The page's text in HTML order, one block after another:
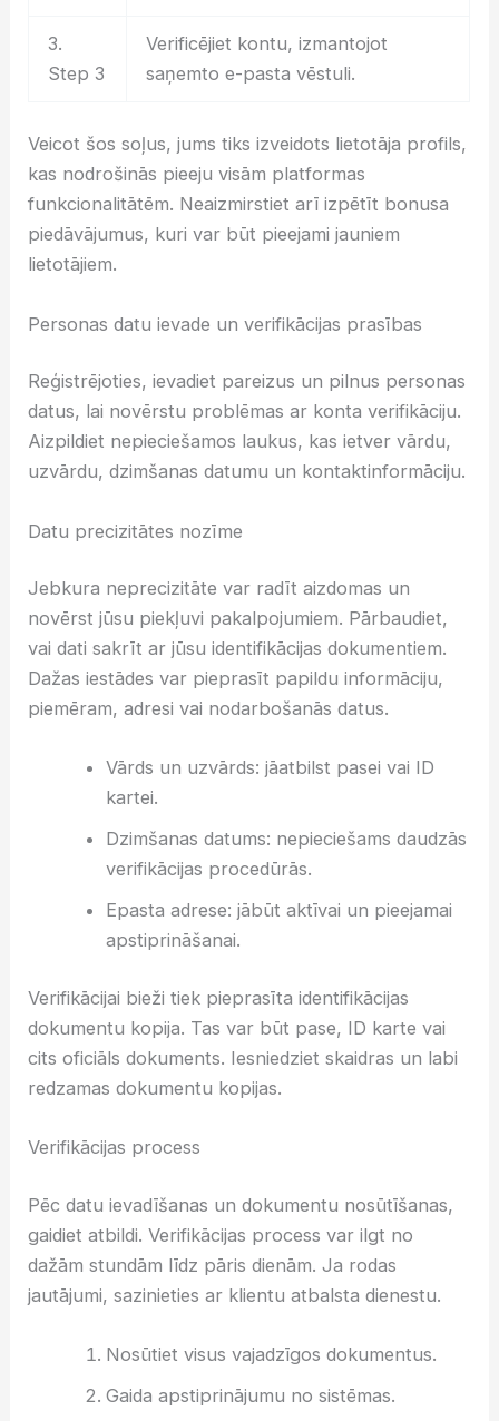
3.
Step 3
Verificējiet kontu, izmantojot
saņemto e-pasta vēstuli.
Veicot šos soļus, jums tiks izveidots lietotāja profils,
kas nodrošinās pieeju visām platformas
funkcionalitātēm. Neaizmirstiet arī izpētīt bonusa
piedāvājumus, kuri var būt pieejami jauniem
lietotājiem.
Personas datu ievade un verifikācijas prasības
Reģistrējoties, ievadiet pareizus un pilnus personas
datus, lai novērstu problēmas ar konta verifikāciju.
Aizpildiet nepieciešamos laukus, kas ietver vārdu,
uzvārdu, dzimšanas datumu un kontaktinformāciju.
Datu precizitātes nozīme
Jebkura neprecizitāte var radīt aizdomas un
novērst jūsu piekļuvi pakalpojumiem. Pārbaudiet,
vai dati sakrīt ar jūsu identifikācijas dokumentiem.
Dažas iestādes var pieprasīt papildu informāciju,
piemēram, adresi vai nodarbošanās datus.
Vārds un uzvārds: jāatbilst pasei vai ID
kartei.
Dzimšanas datums: nepieciešams daudzās
verifikācijas procedūrās.
Epasta adrese: jābūt aktīvai un pieejamai
apstiprināšanai.
Verifikācijai bieži tiek pieprasīta identifikācijas
dokumentu kopija. Tas var būt pase, ID karte vai
cits oficiāls dokuments. Iesniedziet skaidras un labi
redzamas dokumentu kopijas.
Verifikācijas process
Pēc datu ievadīšanas un dokumentu nosūtīšanas,
gaidiet atbildi. Verifikācijas process var ilgt no
dažām stundām līdz pāris dienām. Ja rodas
jautājumi, sazinieties ar klientu atbalsta dienestu.
Nosūtiet visus vajadzīgos dokumentus.
Gaida apstiprinājumu no sistēmas.